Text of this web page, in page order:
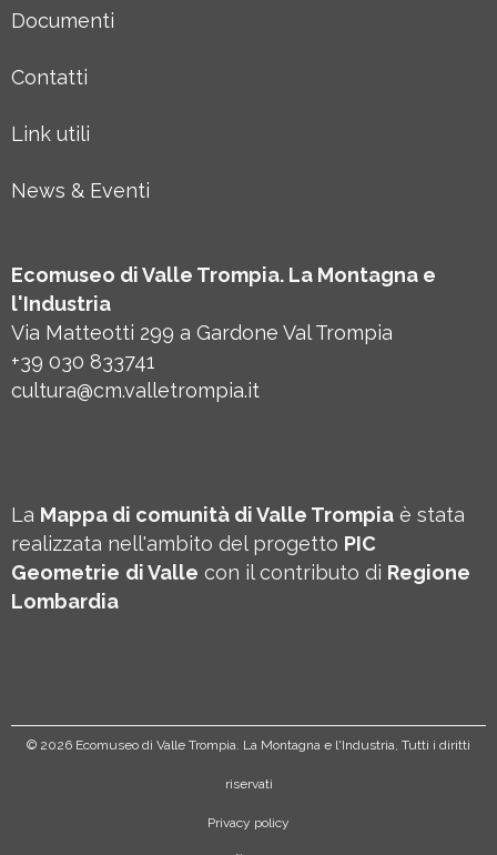
Documenti
Contatti
Link utili
News & Eventi
Ecomuseo di Valle Trompia. La Montagna e
l'Industria
Via Matteotti 299 a Gardone Val Trompia
+39 030 833741
cultura@cm.valletrompia.it
La Mappa di comunità di Valle Trompia è stata
realizzata nell'ambito del progetto PIC
Geometrie di Valle con il contributo di Regione
Lombardia
© 2026 Ecomuseo di Valle Trompia. La Montagna e l'Industria, Tutti i diritti
riservati
Privacy policy